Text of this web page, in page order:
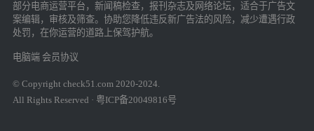
部分电商运营平台，新闻稿检查，报刊杂志及网络论坛，适合于广告文
案编辑，审核及筛查。协助您降低违反新广告法的风险，减少遭遇行政
处罚，在你运营的道路上保驾护航。
电脑端 会员协议
© Copyright check51.com 2020-2024.
All Rights Reserved · 粤ICP备20049816号